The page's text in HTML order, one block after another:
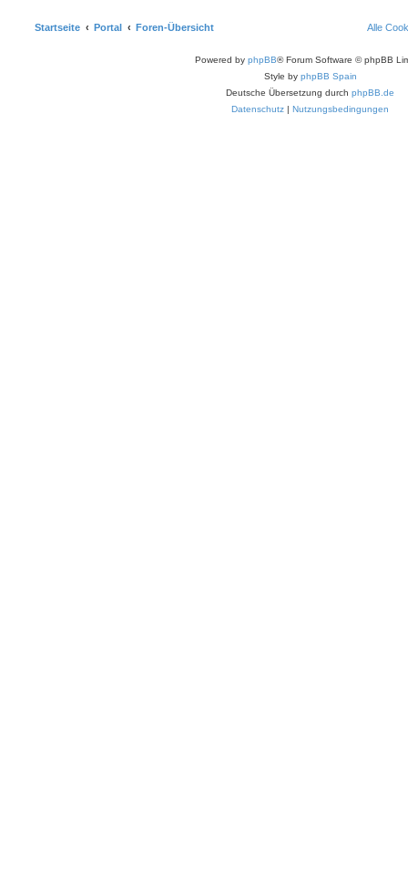
Startseite Portal Foren-Übersicht Alle
Powered by phpBB® Forum Software © phpBB
Style by phpBB Spain
Deutsche Übersetzung durch phpBB.de
Datenschutz | Nutzungsbedingungen